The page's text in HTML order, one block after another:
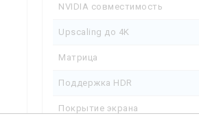
NVIDIA совместимость
Upscaling до 4K
Матрица
Поддержка HDR
Покрытие экрана